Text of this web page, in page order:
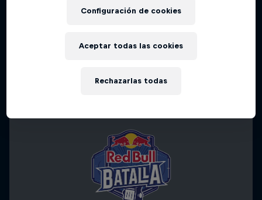
Configuración de cookies
Rechazarlas todas
Aceptar todas las cookies